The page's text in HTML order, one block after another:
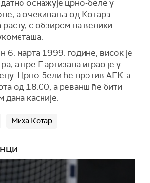
оснажује црно-беле у
а очекивања од Котара
расту, с обзиром на велики
6. марта 1999. године, висок је
а пре Партизана играо је у
Црно-бели ће против АЕК-а
од 18.00, а реванш ће бити
дана касније.
Миха Котар